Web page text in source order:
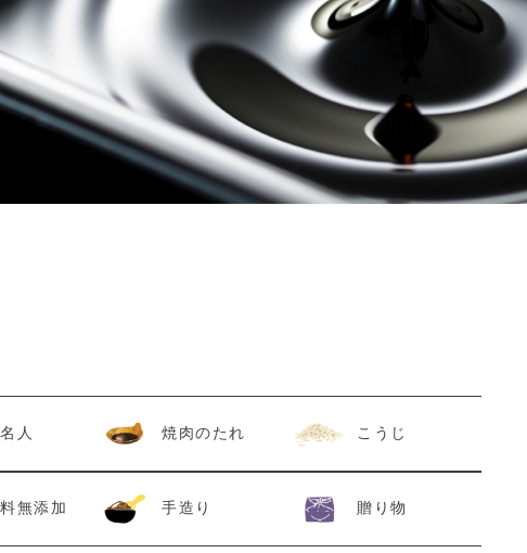
人 焼肉のたれ こうじ
無添加 手造り 贈り物